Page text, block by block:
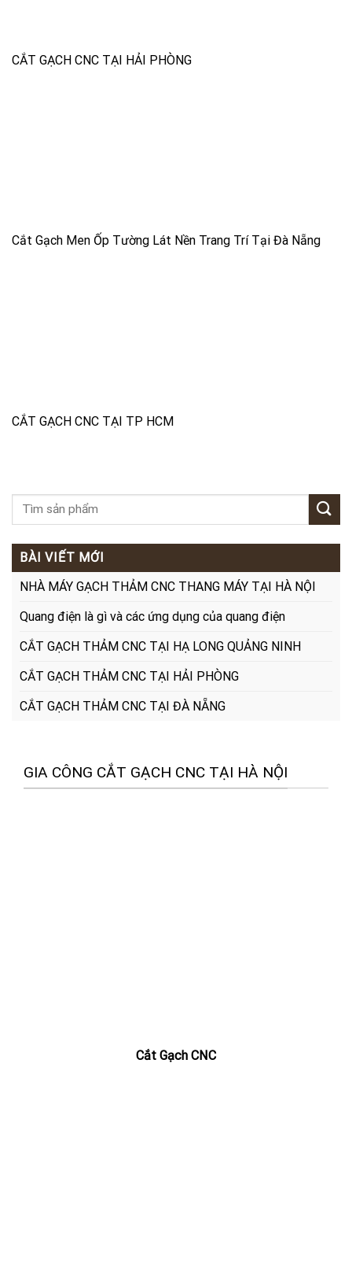
CẮT GẠCH CNC TẠI HẢI PHÒNG
Cắt Gạch Men Ốp Tường Lát Nền Trang Trí Tại Đà Nẵng
CẮT GẠCH CNC TẠI TP HCM
BÀI VIẾT MỚI
NHÀ MÁY GẠCH THẢM CNC THANG MÁY TẠI HÀ NỘI
Quang điện là gì và các ứng dụng của quang điện
CẮT GẠCH THẢM CNC TẠI HẠ LONG QUẢNG NINH
CẮT GẠCH THẢM CNC TẠI HẢI PHÒNG
CẮT GẠCH THẢM CNC TẠI ĐÀ NẴNG
GIA CÔNG CẮT GẠCH CNC TẠI HÀ NỘI
Cắt Gạch CNC